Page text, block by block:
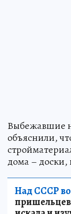
Выбежавшие
объяснили,
дома – доски,
Над СССР